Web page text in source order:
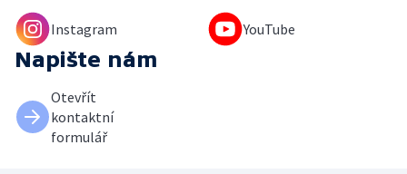
Instagram YouTube
Napište nám
Otevřít
kontaktní
formulář